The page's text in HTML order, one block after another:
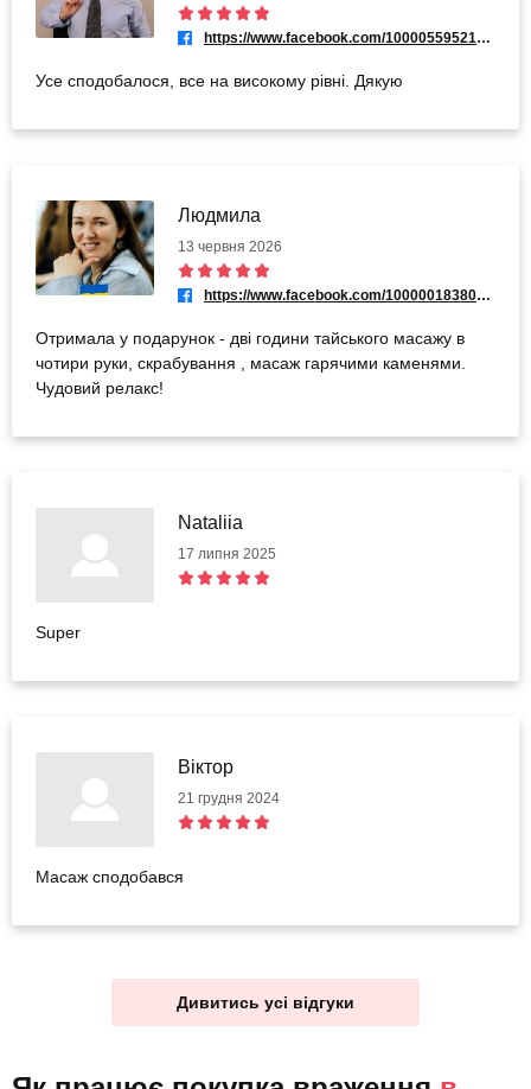
https://www.facebook.com/100005595215300
Усе сподобалося, все на високому рівні. Дякую
Людмила
13 червня 2026
https://www.facebook.com/100000183803155
Отримала у подарунок - дві години тайського масажу в
чотири руки, скрабування , масаж гарячими каменями.
Чудовий релакс!
Nataliia
17 липня 2025
Super
Віктор
21 грудня 2024
Масаж сподобався
Дивитись усі відгуки